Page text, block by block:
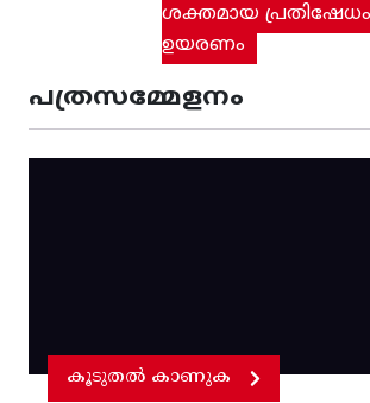
ശക്തമായ പ്രതിഷേധം
ഉയരണം
പത്രസമ്മേളനം
കൂടുതൽ കാണുക